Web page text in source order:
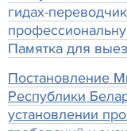
гидах-
Памятка для
Постановление
Республики
установлении